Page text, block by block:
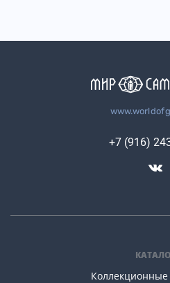
+7 (916)